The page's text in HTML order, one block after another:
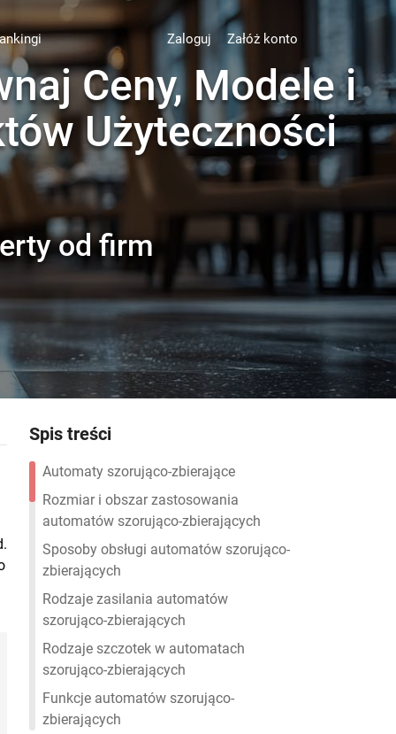
Zaloguj Załóż konto
Ceny, Modele i
Użyteczności
od firm
Spis treści
Automaty szorująco-zbierające
Rozmiar i obszar zastosowania
automatów szorująco-zbierających
Sposoby obsługi automatów szorująco-
zbierających
Rodzaje zasilania automatów
szorująco-zbierających
Rodzaje szczotek w automatach
szorująco-zbierających
Funkcje automatów szorująco-
zbierających